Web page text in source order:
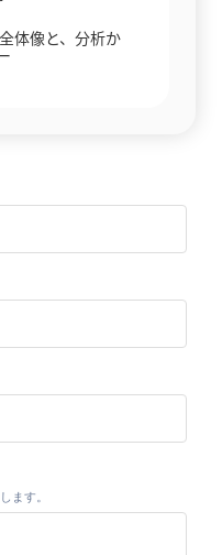
体像と、分析か